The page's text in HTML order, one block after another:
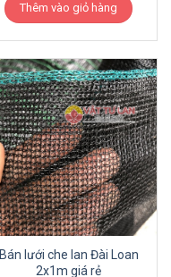
Thêm vào giỏ hàng
Bán lưới che lan Đài Loan
2x1m giá rẻ